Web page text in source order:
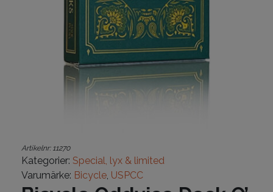
Artikelnr: 11270
Kategorier: Special, lyx & limited
Varumärke: Bicycle, USPCC